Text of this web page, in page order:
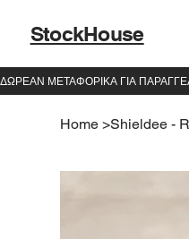
StockHouse
Home >Shieldee -